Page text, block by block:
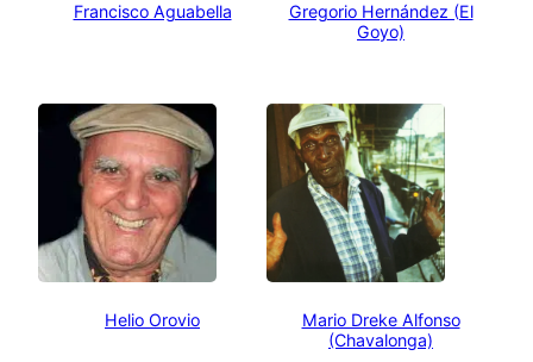
Francisco Aguabella
Gregorio Hernández (El
Goyo)
Helio Orovio
Mario Dreke Alfonso
(Chavalonga)